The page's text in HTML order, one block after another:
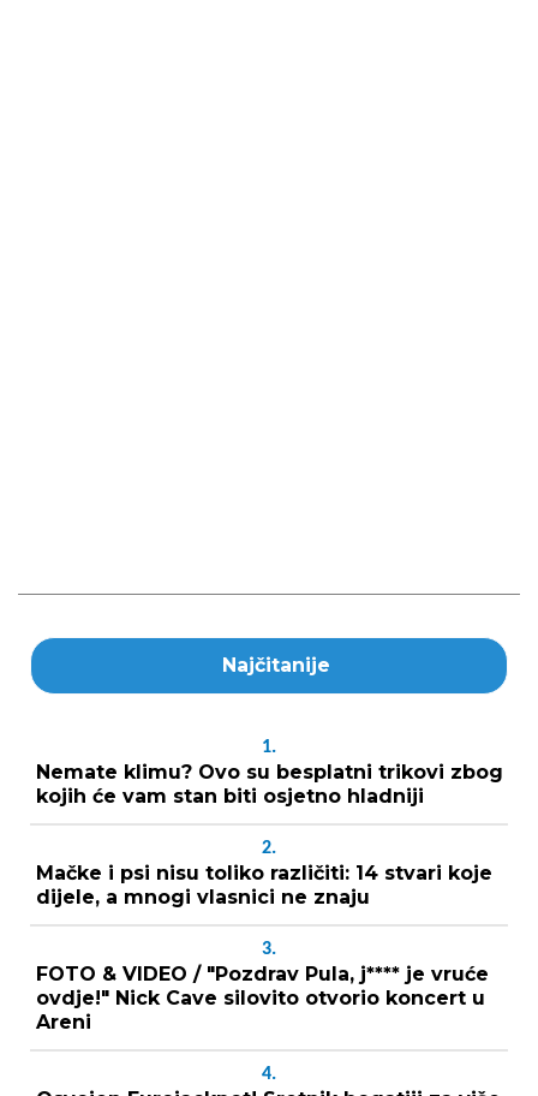
Najčitanije
1.
Nemate klimu? Ovo su besplatni trikovi zbog
kojih će vam stan biti osjetno hladniji
2.
Mačke i psi nisu toliko različiti: 14 stvari koje
dijele, a mnogi vlasnici ne znaju
3.
FOTO & VIDEO / "Pozdrav Pula, j**** je vruće
ovdje!" Nick Cave silovito otvorio koncert u
Areni
4.